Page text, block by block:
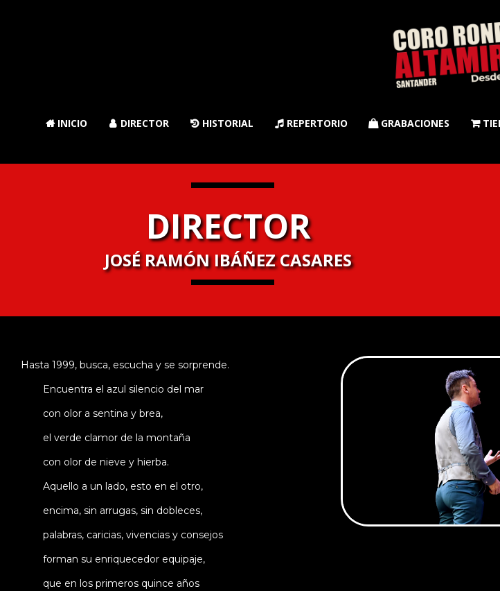
INICIO  DIRECTOR  HISTORIAL  REPERTORIO GRABACIONES 
DIRECTOR
JOSÉ RAMÓN IBÁÑEZ CASARES
Hasta 1999, busca, escucha y se sorprende.
Encuentra el azul silencio del mar
con olor a sentina y brea,
el verde clamor de la montaña
con olor de nieve y hierba.
Aquello a un lado, esto en el otro,
encima, sin arrugas, sin dobleces,
palabras, caricias, vivencias y consejos
forman su enriquecedor equipaje,
que en los primeros quince años